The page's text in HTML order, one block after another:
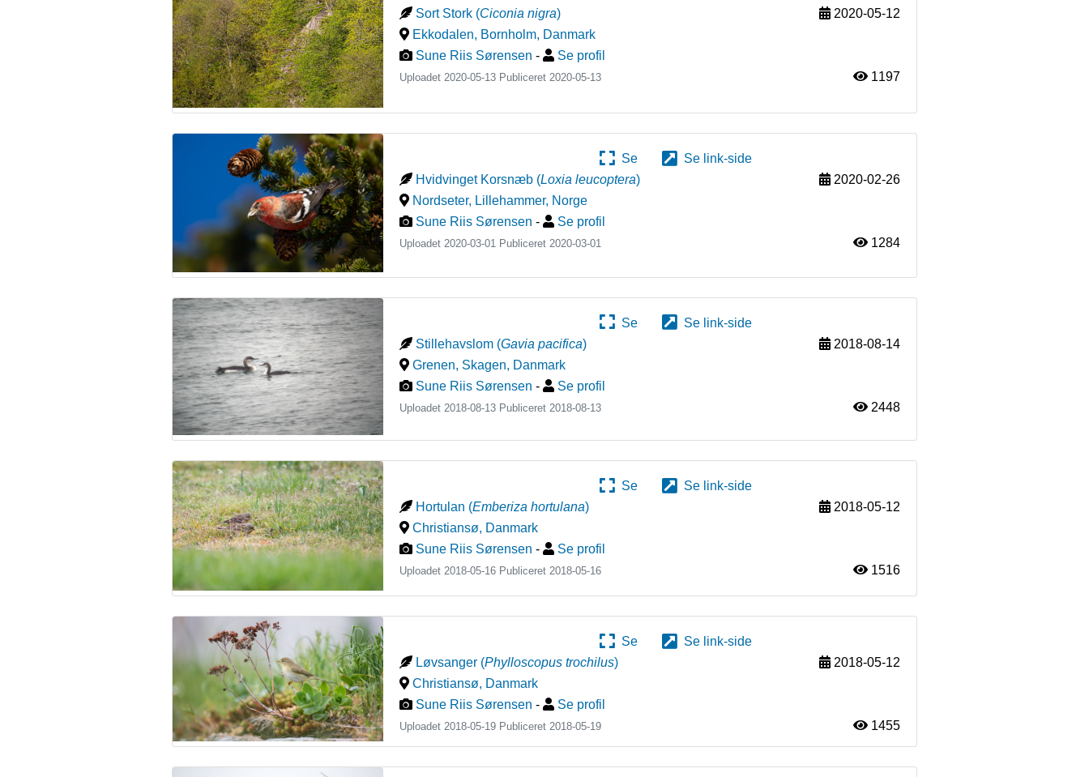
Sort Stork (Ciconia nigra)
2020-05-12
Ekkodalen, Bornholm, Danmark
Sune Riis Sørensen - Se profil
Uploadet 2020-05-13 Publiceret 2020-05-13 1197
Se
Se link-side
Hvidvinget Korsnæb (Loxia leucoptera)
2020-02-26
Nordseter, Lillehammer, Norge
Sune Riis Sørensen - Se profil
Uploadet 2020-03-01 Publiceret2020-03-01 1284
Se
Se link-side
Stillehavslom (Gavia pacifica)
2018-08-14
Grenen, Skagen, Danmark
Sune Riis Sørensen - Se profil
Uploadet 2018-08-13 Publiceret 2018-08-13 2448
Se
Se link-side
Hortulan (Emberiza hortulana)
2018-05-12
Christiansø, Danmark
Sune Riis Sørensen - Se profil
Uploadet 2018-05-16 Publiceret2018-05-16 1516
Se
Se link-side
Løvsanger (Phylloscopus trochilus)
2018-05-12
Christiansø, Danmark
Sune Riis Sørensen - Se profil
Uploadet 2018-05-19 Publiceret2018-05-19 1455